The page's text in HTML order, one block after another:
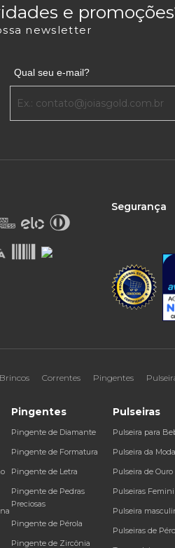
e
newsletter
Qual seu e-mail?
Segurança
Brincos Correntes Pingentes
Pingentes
Pingente de Diamante
Pingente de Formatura
Pingente de Letra
Pingente de Pedras
Preciosas
Pingente de Pérola
Pingente de Zircônia
Pulseiras
Pulseira para
Pulseira da Moda
Pulseira de Ouro
Pulseiras
Pulseira
Pulseiras de